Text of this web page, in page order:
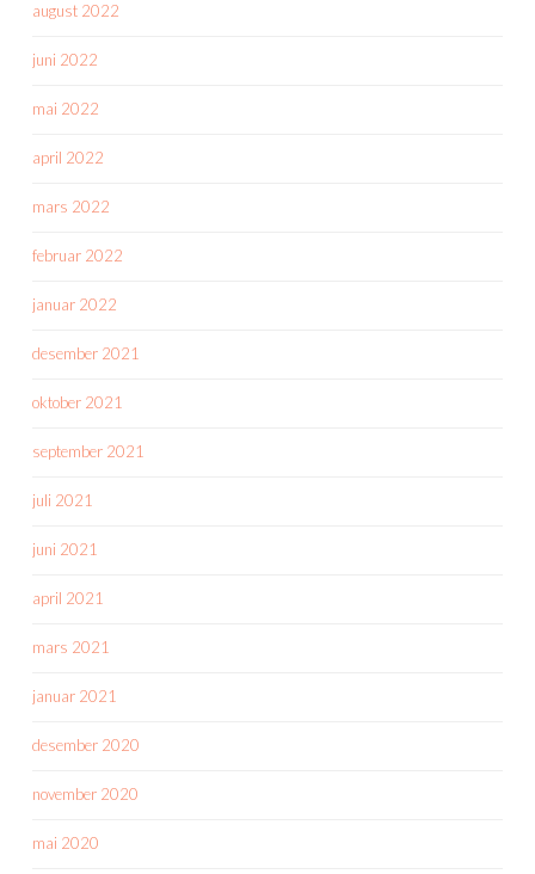
august 2022
juni 2022
mai 2022
april 2022
mars 2022
februar 2022
januar 2022
desember 2021
oktober 2021
september 2021
juli 2021
juni 2021
april 2021
mars 2021
januar 2021
desember 2020
november 2020
mai 2020